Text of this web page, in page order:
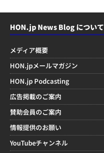
HON.jp News Blog について
メディア概要
HON.jpメールマガジン
HON.jp Podcasting
広告掲載のご案内
賛助会員のご案内
情報提供のお願い
YouTubeチャンネル